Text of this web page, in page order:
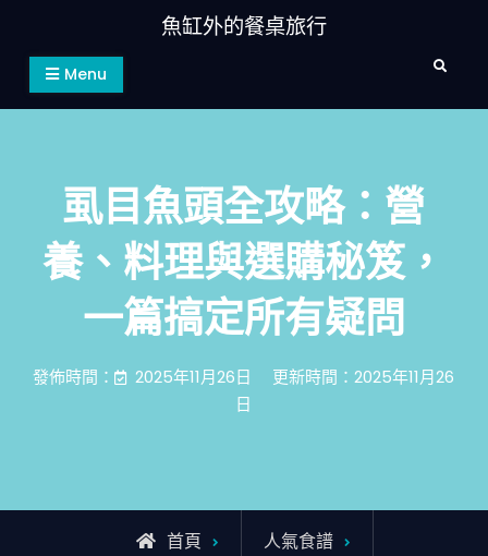
content
魚缸外的餐桌旅行
Menu Search
虱目魚頭全攻略：營
養、料理與選購秘笈，
一篇搞定所有疑問
發佈時間： 2025年11月26日
更新時間：2025年11月26
日
首頁 人氣食譜